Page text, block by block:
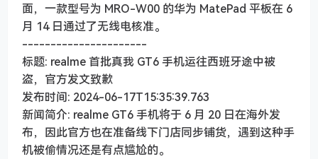
面，一款型号为 MRO-W00 的华为 MatePad 平板在 6
月 14 日通过了无线电核准。
----------------------
标题: realme 首批真我 GT6 手机运往西班牙途中被
盗，官方发文致歉
发布时间: 2024-06-17T15:35:39.763
新闻简介: realme GT6 手机将于 6 月 20 日在海外发
布，因此官方也在准备线下门店同步铺货，遇到这种手
机被偷情况还是有点尴尬的。